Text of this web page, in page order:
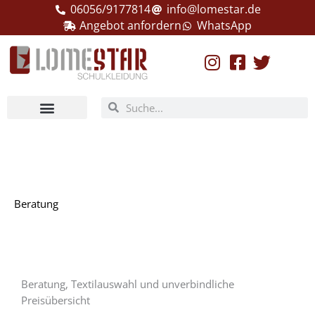
springen
06056/9177814
info@lomestar.de
Angebot anfordern
WhatsApp
SucheSuche
Beratung
Beratung, Textilauswahl und unverbindliche
Preisübersicht